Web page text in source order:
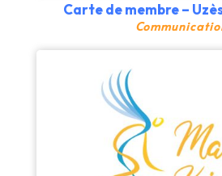
Carte de membre –